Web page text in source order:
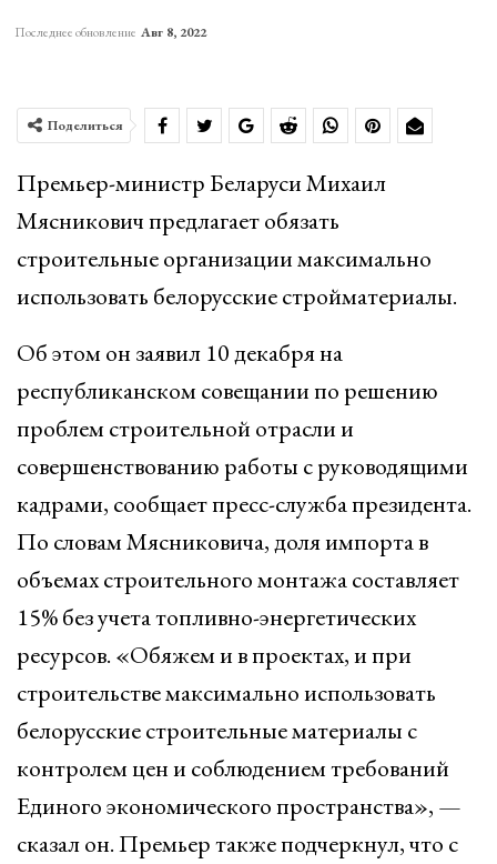
Последнее обновление Авг 8, 2022
Поделиться
Премьер-министр Беларуси Михаил
Мясникович предлагает обязать
строительные организации максимально
использовать белорусские стройматериалы.
Об этом он заявил 10 декабря на
республиканском совещании по решению
проблем строительной отрасли и
совершенствованию работы с руководящими
кадрами, сообщает пресс-служба президента.
По словам Мясниковича, доля импорта в
объемах строительного монтажа составляет
15% без учета топливно-энергетических
ресурсов. «Обяжем и в проектах, и при
строительстве максимально использовать
белорусские строительные материалы с
контролем цен и соблюдением требований
Единого экономического пространства», —
сказал он. Премьер также подчеркнул, что с